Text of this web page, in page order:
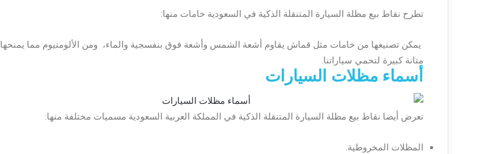
تطرح نقاط بيع مظلة السيارة المتنقلة الذكية في السعودية خامات منها:
يمكن تصنيعها من خامات مثل قماش يقاوم أشعة الشمس وأشعة فوق بنفسجية والماء، ومن الألومنيوم مما يمنحها
متانة كبيرة لتحمي سياراتنا.
أسماء مظلات السيارات
تعرض أيضا نقاط بيع مظلة السيارة المتنقلة الذكية في المملكة العربية السعودية مسميات مختلفة منها:
المظلات المخروطية.